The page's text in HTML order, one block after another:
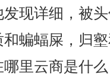
现详细，被
蝙蝠屎，归
里云商是什